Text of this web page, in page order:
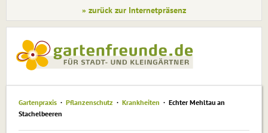
» zurück zur Internetpräsenz
Gartenpraxis Pflanzenschutz Krankheiten
Echter Mehltau an
Stachelbeeren